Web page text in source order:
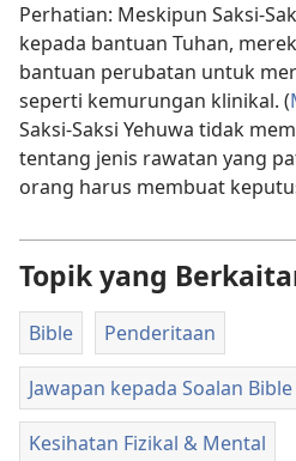
Perhatian: Meskipun Saksi-
kepada bantuan Tuhan,
bantuan perubatan untuk
seperti kemurungan klinikal. (
Saksi-Saksi Yehuwa tidak
tentang jenis rawatan yang
orang harus membuat
Topik yang
Bible Penderitaan
Jawapan kepada Soalan Bible
Kesihatan Fizikal & Mental